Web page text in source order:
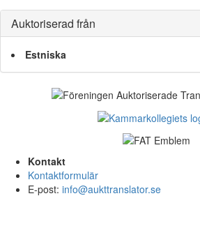
Auktoriserad från
Estniska
Kontakt
Kontaktformulär
E-post: info@aukttranslator.se